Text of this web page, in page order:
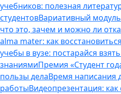
учебников: полезная
студентовВариативный
что это, зачем и можно ли
alma mater: как
учебы в вузе: постарайся
знаниямиПремия «Студент
пользы делаВремя написания
работыВидеопрезентация: